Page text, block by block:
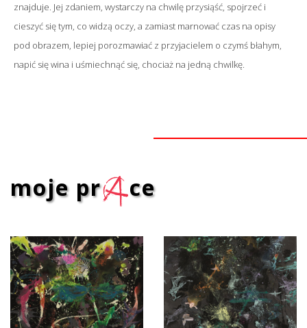
znajduje. Jej zdaniem, wystarczy na chwilę przysiąść, spojrzeć i
cieszyć się tym, co widzą oczy, a zamiast marnować czas na opisy
pod obrazem, lepiej porozmawiać z przyjacielem o czymś błahym,
napić się wina i uśmiechnąć się, chociaż na jedną chwilkę.
moje pra ce